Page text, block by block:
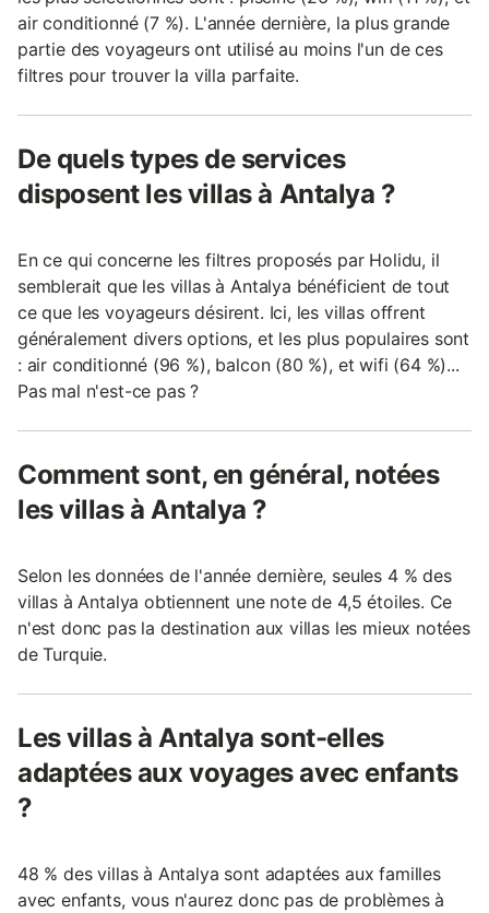
air conditionné (7 %). L'année dernière, la plus grande
partie des voyageurs ont utilisé au moins l'un de ces
filtres pour trouver la villa parfaite.
De quels types de services
disposent les villas à Antalya ?
En ce qui concerne les filtres proposés par Holidu, il
semblerait que les villas à Antalya bénéficient de tout
ce que les voyageurs désirent. Ici, les villas offrent
généralement divers options, et les plus populaires sont
: air conditionné (96 %), balcon (80 %), et wifi (64 %)...
Pas mal n'est-ce pas ?
Comment sont, en général, notées
les villas à Antalya ?
Selon les données de l'année dernière, seules 4 % des
villas à Antalya obtiennent une note de 4,5 étoiles. Ce
n'est donc pas la destination aux villas les mieux notées
de Turquie.
Les villas à Antalya sont-elles
adaptées aux voyages avec enfants
?
48 % des villas à Antalya sont adaptées aux familles
avec enfants, vous n'aurez donc pas de problèmes à